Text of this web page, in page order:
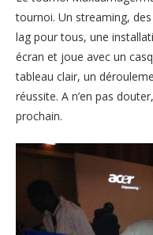
tournoi. Un streaming,
lag pour tous, une
écran et joue avec un
tableau clair, un
réussite. A n’en pas
prochain.